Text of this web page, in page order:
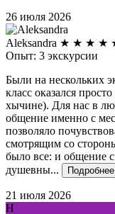
26 июля 2026
Aleksandra ★ ★ ★ ★
Опыт: 3 экскурсии
Были на нескольких
класс оказался
хычине). Для нас в
общение именно с
позволяло
смотрящим со
было все: и общение
душевны...
Подробнее
21 июля 2026
Н